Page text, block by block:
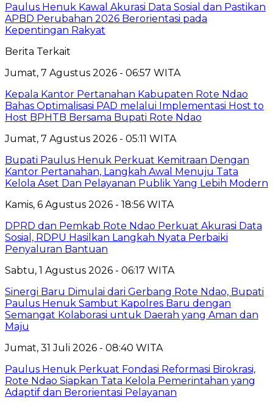
Paulus Henuk Kawal Akurasi Data Sosial dan Pastikan
APBD Perubahan 2026 Berorientasi pada
Kepentingan Rakyat
Berita Terkait
Jumat, 7 Agustus 2026 - 06:57 WITA
Kepala Kantor Pertanahan Kabupaten Rote Ndao
Bahas Optimalisasi PAD melalui Implementasi Host to
Host BPHTB Bersama Bupati Rote Ndao
Jumat, 7 Agustus 2026 - 05:11 WITA
Bupati Paulus Henuk Perkuat Kemitraan Dengan
Kantor Pertanahan, Langkah Awal Menuju Tata
Kelola Aset Dan Pelayanan Publik Yang Lebih Modern
Kamis, 6 Agustus 2026 - 18:56 WITA
DPRD dan Pemkab Rote Ndao Perkuat Akurasi Data
Sosial, RDPU Hasilkan Langkah Nyata Perbaiki
Penyaluran Bantuan
Sabtu, 1 Agustus 2026 - 06:17 WITA
Sinergi Baru Dimulai dari Gerbang Rote Ndao, Bupati
Paulus Henuk Sambut Kapolres Baru dengan
Semangat Kolaborasi untuk Daerah yang Aman dan
Maju
Jumat, 31 Juli 2026 - 08:40 WITA
Paulus Henuk Perkuat Fondasi Reformasi Birokrasi,
Rote Ndao Siapkan Tata Kelola Pemerintahan yang
Adaptif dan Berorientasi Pelayanan